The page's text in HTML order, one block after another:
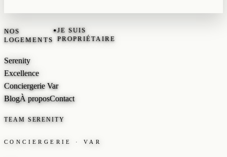
NOS
LOGEMENTS
•JE SUIS
PROPRIÉTAIRE
Serenity
Excellence
Conciergerie Var
BlogÀ proposContact
TEAM SERENITY
CONCIERGERIE · VAR